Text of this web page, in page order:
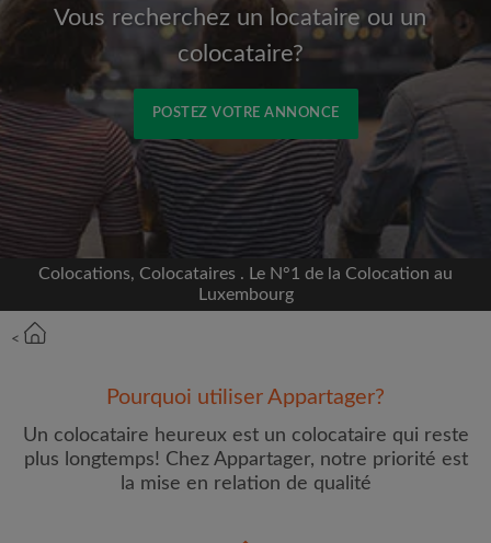
Vous recherchez un locataire ou un
colocataire?
POSTEZ VOTRE ANNONCE
Inscrivez-vous avec Facebook
Nous ne publierons jamais sur votre page sans
Prénom
Colocations, Colocataires . Le N°1 de la Colocation au
Luxembourg
<
Pourquoi utiliser Appartager?
Un colocataire heureux est un colocataire qui reste
plus longtemps! Chez Appartager, notre priorité est
la mise en relation de qualité